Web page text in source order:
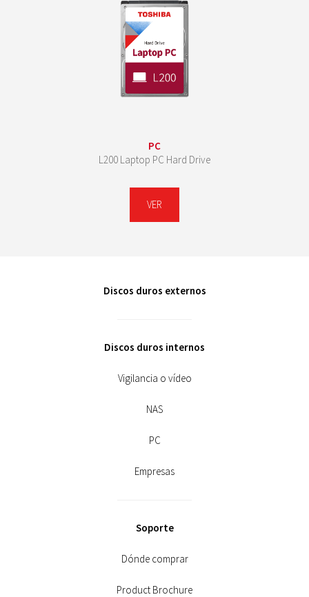
PC
L200 Laptop PC Hard Drive
VER
Discos duros externos
Discos duros internos
Vigilancia o vídeo
NAS
PC
Empresas
Soporte
Dónde comprar
Product Brochure